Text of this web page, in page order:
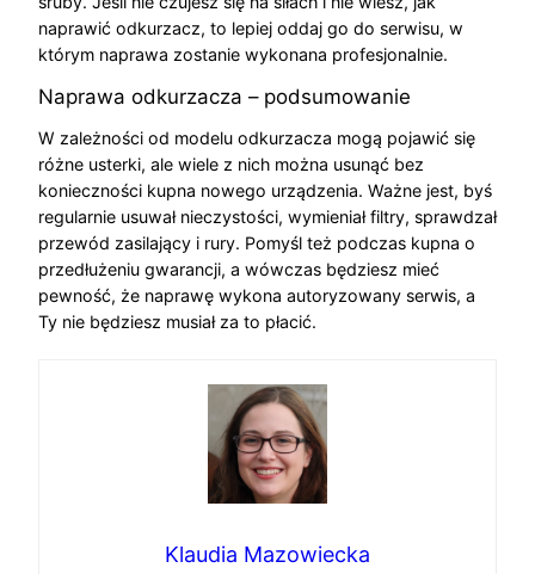
naprawić odkurzacz, to lepiej oddaj go do serwisu, w
którym naprawa zostanie wykonana profesjonalnie.
Naprawa odkurzacza – podsumowanie
W zależności od modelu odkurzacza mogą pojawić się
różne usterki, ale wiele z nich można usunąć bez
konieczności kupna nowego urządzenia. Ważne jest, byś
regularnie usuwał nieczystości, wymieniał filtry, sprawdzał
przewód zasilający i rury. Pomyśl też podczas kupna o
przedłużeniu gwarancji, a wówczas będziesz mieć
pewność, że naprawę wykona autoryzowany serwis, a
Ty nie będziesz musiał za to płacić.
Klaudia Mazowiecka